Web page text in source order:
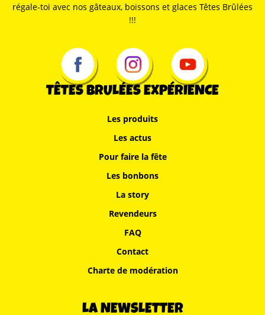
régale-toi avec nos gâteaux, boissons et glaces Têtes Brûlées
!!!
TÊTES BRULÉES EXPÉRIENCE
Les produits
Les actus
Pour faire la fête
Les bonbons
La story
Revendeurs
FAQ
Contact
Charte de modération
LA NEWSLETTER